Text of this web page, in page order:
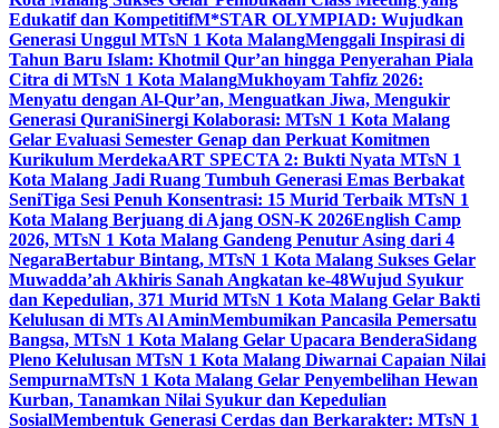
Edukatif dan KompetitifM*STAR OLYMPIAD: Wujudkan
Generasi Unggul MTsN 1 Kota MalangMenggali Inspirasi di
Tahun Baru Islam: Khotmil Qur’an hingga Penyerahan Piala
Citra di MTsN 1 Kota MalangMukhoyam Tahfiz 2026:
Menyatu dengan Al-Qur’an, Menguatkan Jiwa, Mengukir
Generasi QuraniSinergi Kolaborasi: MTsN 1 Kota Malang
Gelar Evaluasi Semester Genap dan Perkuat Komitmen
Kurikulum MerdekaART SPECTA 2: Bukti Nyata MTsN 1
Kota Malang Jadi Ruang Tumbuh Generasi Emas Berbakat
SeniTiga Sesi Penuh Konsentrasi: 15 Murid Terbaik MTsN 1
Kota Malang Berjuang di Ajang OSN-K 2026English Camp
2026, MTsN 1 Kota Malang Gandeng Penutur Asing dari 4
NegaraBertabur Bintang, MTsN 1 Kota Malang Sukses Gelar
Muwadda’ah Akhiris Sanah Angkatan ke-48Wujud Syukur
dan Kepedulian, 371 Murid MTsN 1 Kota Malang Gelar Bakti
Kelulusan di MTs Al AminMembumikan Pancasila Pemersatu
Bangsa, MTsN 1 Kota Malang Gelar Upacara BenderaSidang
Pleno Kelulusan MTsN 1 Kota Malang Diwarnai Capaian Nilai
SempurnaMTsN 1 Kota Malang Gelar Penyembelihan Hewan
Kurban, Tanamkan Nilai Syukur dan Kepedulian
SosialMembentuk Generasi Cerdas dan Berkarakter: MTsN 1